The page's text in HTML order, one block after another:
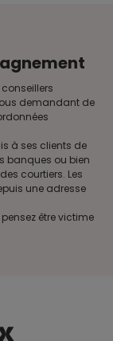
demandant de
à ses clients de
banques ou bien
courtiers. Les
une adresse
être victime